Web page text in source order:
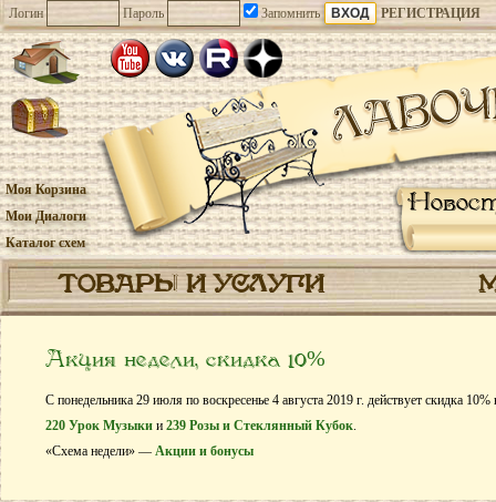
Логин Пароль Запомнить РЕГИСТРАЦИЯ
Моя Корзина
Мои Диалоги
Каталог схем
ТОВАРЫ И УСЛУГИ
Акция недели, скидка 10%
С понедельника 29 июля по воскресенье 4 августа 2019 г. действует скидка
220 Урок Музыки и 239 Розы и Стеклянный Кубок.
«Схема недели» — Акции и бонусы